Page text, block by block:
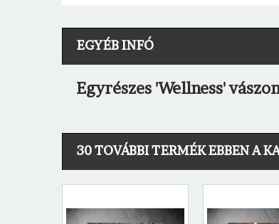
EGYÉB INFÓ
Egyrészes 'Wellness'
30 TOVÁBBI TERMÉK EBBEN A